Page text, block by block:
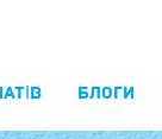
БЛОГИ